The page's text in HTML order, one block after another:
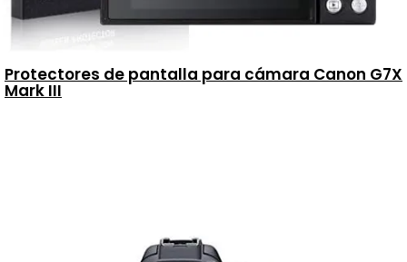
Protectores de pantalla para cámara Canon G7X
Mark III